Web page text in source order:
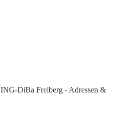
ING-DiBa Freiberg - Adressen &